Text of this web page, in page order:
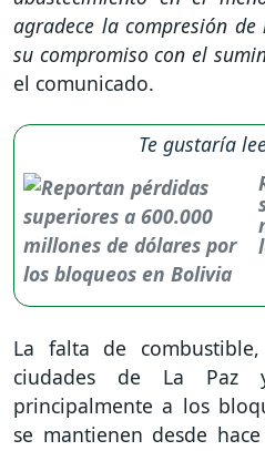
agradece la compresión
su compromiso con el
el comunicado.
Te gustaría
La falta de
ciudades de La
principalmente a los
se mantienen desde